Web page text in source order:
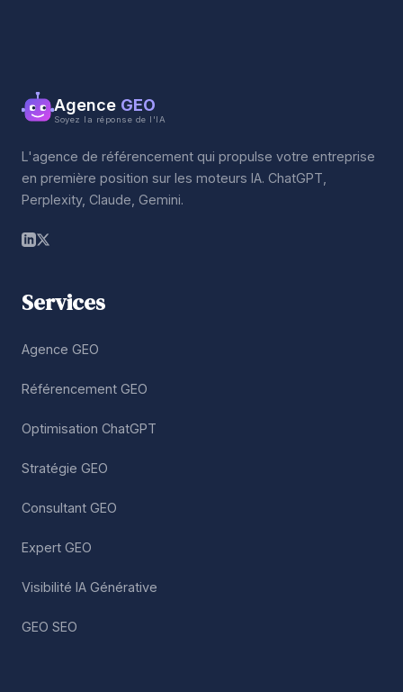
Agence GEO
Soyez la réponse de l'IA
L'agence de référencement qui propulse votre entreprise
en première position sur les moteurs IA. ChatGPT,
Perplexity, Claude, Gemini.
Services
Agence GEO
Référencement GEO
Optimisation ChatGPT
Stratégie GEO
Consultant GEO
Expert GEO
Visibilité IA Générative
GEO SEO